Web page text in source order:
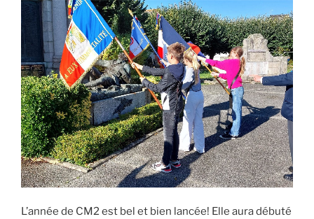
L’année de CM2 est bel et bien lancée! Elle aura débuté